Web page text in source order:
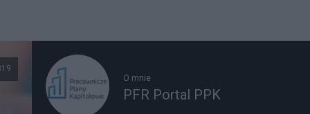
O mnie
PFR Portal PPK